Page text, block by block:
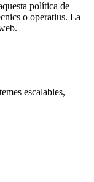
política de
o operatius. La
escalables,